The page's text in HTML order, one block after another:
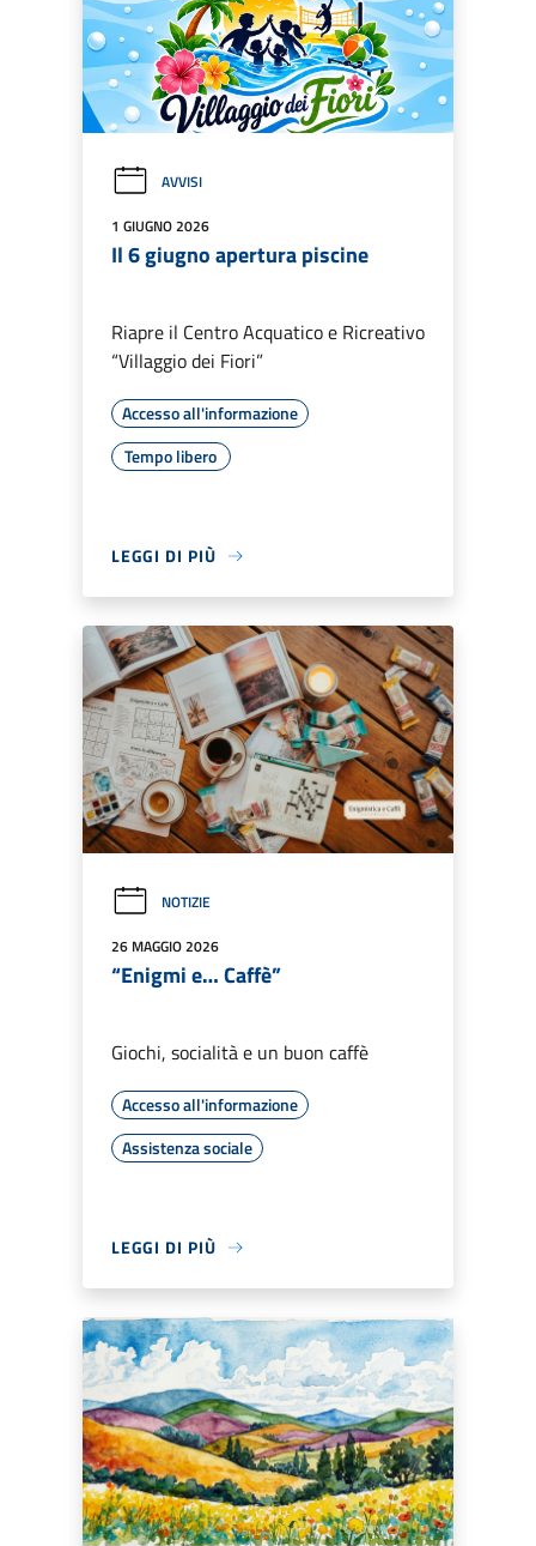
AVVISI
1 GIUGNO 2026
Il 6 giugno apertura piscine
Riapre il Centro Acquatico e Ricreativo
“Villaggio dei Fiori”
Accesso all'informazione
Tempo libero
LEGGI DI PIÙ
NOTIZIE
26 MAGGIO 2026
“Enigmi e… Caffè”
Giochi, socialità e un buon caffè
Accesso all'informazione
Assistenza sociale
LEGGI DI PIÙ